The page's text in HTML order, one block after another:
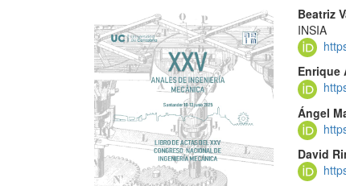
Barra
lateral
del
artículo
del
Beatriz
INSIA
Enrique
Ángel
David